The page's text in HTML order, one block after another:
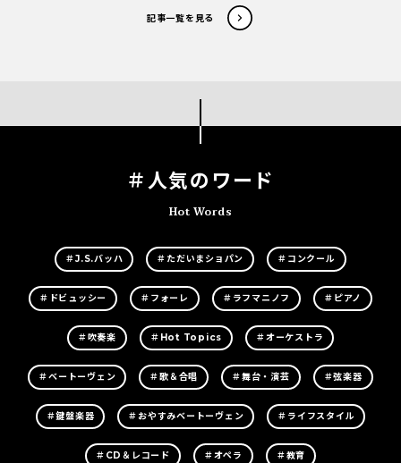
記事一覧を見る
＃人気のワード
Hot Words
＃J.S.バッハ ＃ただいまショパン ＃コンクール
＃ドビュッシー ＃フォーレ ＃ラフマニノフ ＃ピアノ
＃吹奏楽 ＃Hot Topics ＃オーケストラ
＃ベートーヴェン ＃歌＆合唱 ＃舞台・演芸 ＃弦楽器
＃鍵盤楽器 ＃おやすみベートーヴェン ＃ライフスタイル
＃CD＆レコード ＃オペラ ＃教育